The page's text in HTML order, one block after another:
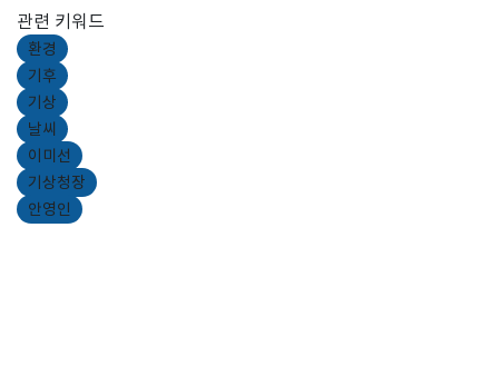
관련 키워드
환경
기후
기상
날씨
이미선
기상청장
안영인